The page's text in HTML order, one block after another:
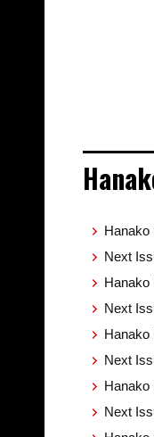
Hanako
Next
Hanako
Next
Hanako
Next
Hanako
Next